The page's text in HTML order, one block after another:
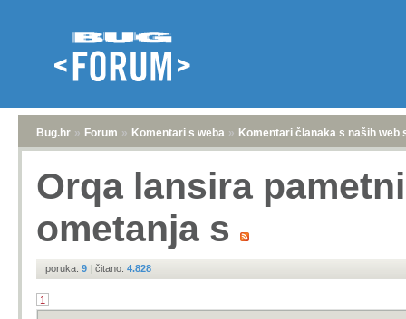
Bug.hr » Forum » Komentari s weba » Komentari članaka s naših web
Orqa lansira
ometanja s
poruka: 9 | čitano: 4.828
1